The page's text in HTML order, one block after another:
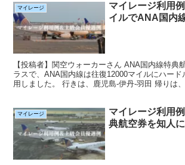
マイレージ
マイレージ利用
イルでANA国内
【投稿者】関空ウォーカーさん ANA国内線特典
ラスで、ANA国内線は往復12000マイルにハード
用しました。 行きは、鹿児島-伊丹-羽田 帰りは
マイレージ
マイレージ利用
典航空券を知人